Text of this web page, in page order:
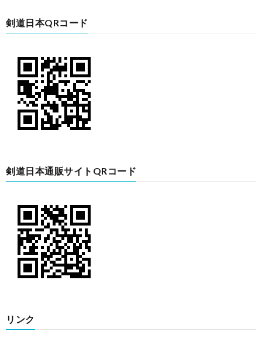
剣道日本QRコード
剣道日本通販サイトQRコード
リンク